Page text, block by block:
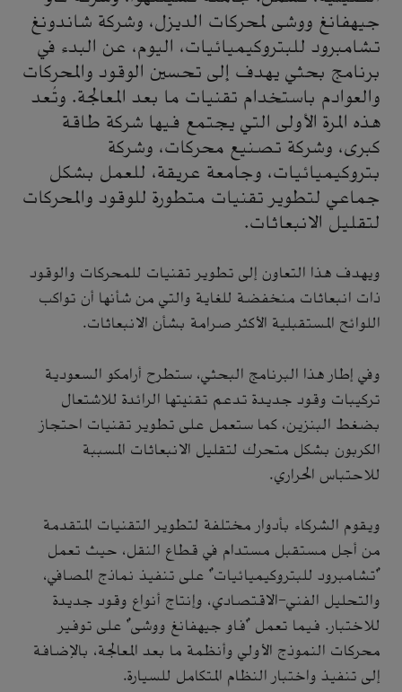
جيهفانغ ووشى لمحركات الديزل، وشركة شاندونغ
تشامبرود للبتروكيميائيات، اليوم، عن البدء في
برنامج بحثي يهدف إلى تحسين الوقود والمحركات
والعوادم باستخدام تقنيات ما بعد المعالجة. وتُعد
هذه المرة الأولى التي يجتمع فيها شركة طاقة
كبرى، وشركة تصنيع محركات، وشركة
بتروكيميائيات، وجامعة عريقة، للعمل بشكل
جماعي لتطوير تقنيات متطورة للوقود والمحركات
لتقليل الانبعاثات.
ويهدف هذا التعاون إلى تطوير تقنيات للمحركات والوقود
ذات انبعاثات منخفضة للغاية والتي من شأنها أن تواكب
اللوائح المستقبلية الأكثر صرامة بشأن الانبعاثات.
وفي إطار هذا البرنامج البحثي، ستطرح أرامكو السعودية
تركيبات وقود جديدة تدعم تقنيتها الرائدة للاشتعال
بضغط البنزين، كما ستعمل على تطوير تقنيات احتجاز
الكربون بشكل متحرك لتقليل الانبعاثات المسببة
للاحتباس الحراري.
ويقوم الشركاء بأدوار مختلفة لتطوير التقنيات المتقدمة
من أجل مستقبل مستدام في قطاع النقل، حيث تعمل
"تشامبرود للبتروكيميائيات" على تنفيذ نماذج المصافي،
والتحليل الفني-الاقتصادي، وإنتاج أنواع وقود جديدة
للاختبار. فيما تعمل "فاو جيهفانغ ووشى" على توفير
محركات النموذج الأولي وأنظمة ما بعد المعالجة، بالإضافة
إلى تنفيذ واختبار النظام المتكامل للسيارة.